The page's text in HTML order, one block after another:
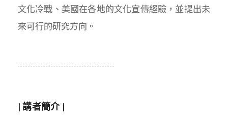
文化冷戰、美國在各地的文化宣傳經驗，並提出未
來可行的研究方向。
| 講者簡介 |